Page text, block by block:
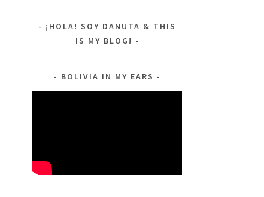
¡HOLA! SOY DANUTA & THIS
IS MY BLOG!
BOLIVIA IN MY EARS